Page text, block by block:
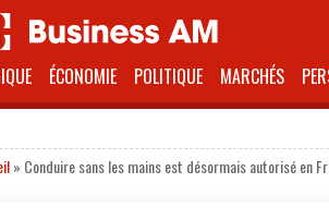
ÉCONOMIE POLITIQUE MARCHÉS
» Conduire sans les mains est désormais autorisé en